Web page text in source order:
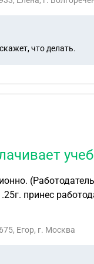
что делать.
Краснодаре) 14.11.25г.
принес
то мне
т.к. я
Егор, г. Москва